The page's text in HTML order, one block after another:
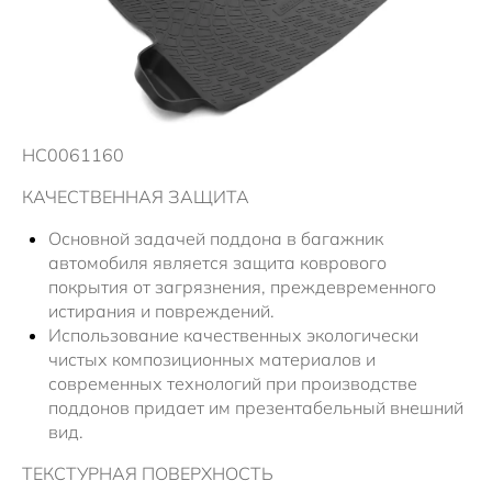
Новости
HC0061160
КАЧЕСТВЕННАЯ ЗАЩИТА
Основной задачей поддона в багажник
автомобиля является защита коврового
покрытия от загрязнения, преждевременного
истирания и повреждений.
Использование качественных экологически
чистых композиционных материалов и
современных технологий при производстве
поддонов придает им презентабельный внешний
вид.
ТЕКСТУРНАЯ ПОВЕРХНОСТЬ